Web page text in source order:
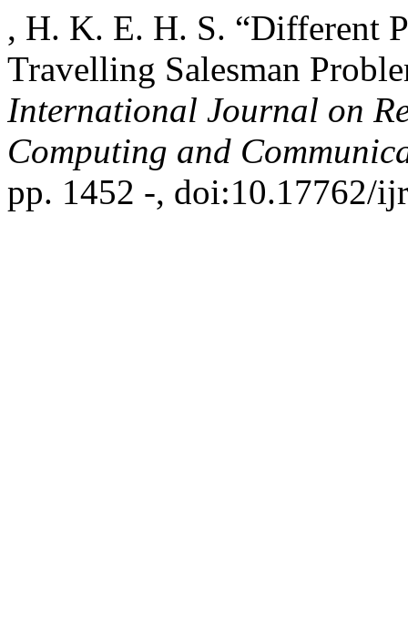
, H. K. E. H. S. “Different
Travelling Salesman
International Journal on
Computing and
pp. 1452 -, doi:10.17762/